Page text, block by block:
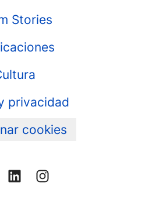
Stories
privacidad
cookies